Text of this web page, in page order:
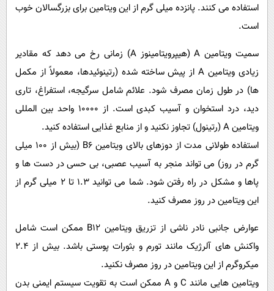
استفاده می کنند. پانزده میلی گرم از این ویتامین برای بزرگسالان خوب
است.
سمیت ویتامین A (هیپرویتامینوز A) زمانی رخ می دهد که مقادیر
زیادی ویتامین A از پیش ساخته شده (رتینوئیدها، معمولاً از مکمل
ها) در طول زمان مصرف شود. علائم شامل سرگیجه، استفراغ، تاری
دید، درد استخوان و آسیب کبدی است. از 10000 واحد بین المللی
ویتامین A (رتینول) تجاوز نکنید و از منابع غذایی استفاده کنید.
استفاده طولانی مدت از دوزهای بالای ویتامین B6 (بیش از 100 میلی
گرم در روز) می تواند منجر به آسیب عصبی، بی حسی در دست ها و
پاها و مشکل در راه رفتن شود. شما می توانید 1.3 تا 2 میلی گرم از
این ویتامین در روز مصرف کنید.
عوارض جانبی نادر ناشی از تزریق ویتامین B12 ممکن است شامل
واکنش های آلرژیک مانند تورم و بثورات پوستی باشد. بیش از 2.4
میکروگرم از این ویتامین در روز مصرف نکنید.
ویتامین هایی مانند C و A ممکن است به تقویت سیستم ایمنی بدن